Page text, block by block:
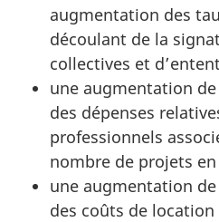
augmentation des
découlant de la
collectives et
une augmentation
des dépenses
professionnels
nombre de projets
une augmentation
des coûts de